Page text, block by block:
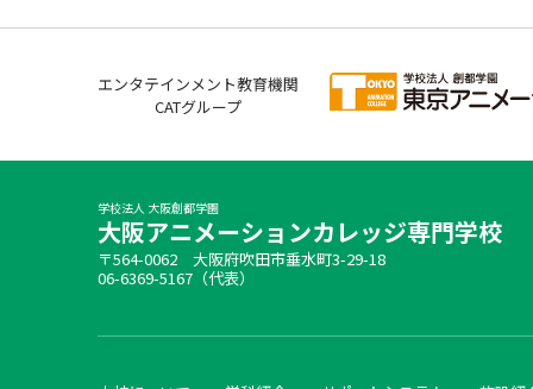
エンタテインメント教育機関
CATグループ
学校法人 大阪創都学園
大阪アニメーションカレッジ専門学校
〒564-0062 大阪府吹田市垂水町3-29-18
06-6369-5167（代表）